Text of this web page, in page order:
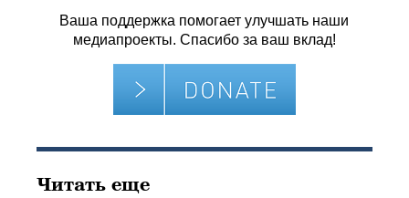
Ваша поддержка помогает улучшать наши
медиапроекты. Спасибо за ваш вклад!
Читать еще